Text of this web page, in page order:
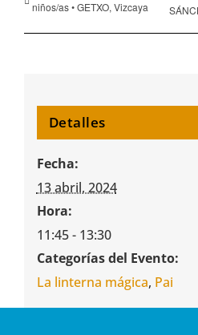
niños/as • GETXO, Vizcaya
Detalles
Fecha:
13 abril, 2024
Hora:
11:45 - 13:30
Categorías del Evento:
La linterna mágica, Pai